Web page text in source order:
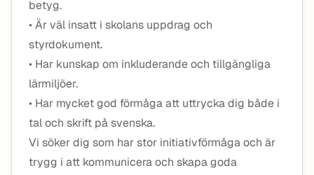
betyg.
• Är väl insatt i skolans uppdrag och
styrdokument.
• Har kunskap om inkluderande och tillgängliga
lärmiljöer.
• Har mycket god förmåga att uttrycka dig både i
tal och skrift på svenska.
Vi söker dig som har stor initiativförmåga och är
trygg i att kommunicera och skapa goda